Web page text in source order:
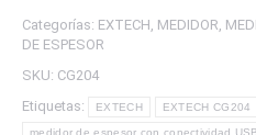
FERROSOS
Y
Categorías: EXTECH, MEDIDOR,
DE ESPESOR
SKU: CG204
Etiquetas:
EXTECH EXTECH CG204
medidor de espesor con conectividad USB